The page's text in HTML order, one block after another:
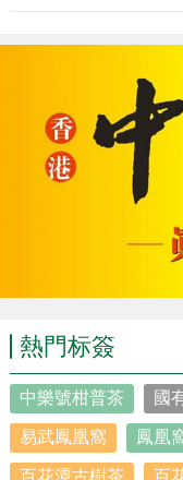
熱門标簽
中樂號柑普茶 國
易武鳳凰窩 鳳凰
百花潭古樹茶 百